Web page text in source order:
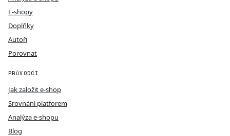
E-shopy
Doplňky
Autoři
Porovnat
PRŮVODCI
Jak založit e-shop
Srovnání platforem
Analýza e-shopu
Blog